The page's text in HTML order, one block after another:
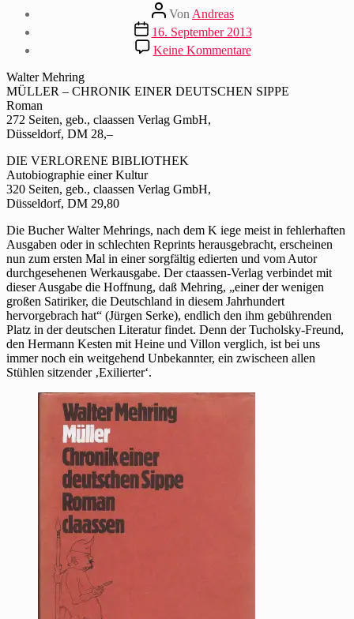
Beitragsautor
Von Andreas
Beitragsdatum
16. September 2013
Keine Kommentarezu
Pressetext
Werkausgabe
Walter Mehring
MÜLLER – CHRONIK EINER DEUTSCHEN SIPPE
Roman
272 Seiten, geb., claassen Verlag GmbH,
Düsseldorf, DM 28,–
DIE VERLORENE BIBLIOTHEK
Autobiographie einer Kultur
320 Seiten, geb., claassen Verlag GmbH,
Düsseldorf, DM 29,80
Die Bucher Walter Mehrings, nach dem K iege meist in fehlerhaften
Ausgaben oder in schlechten Reprints herausgebracht, erscheinen
nun zum ersten Mal in einer sorgfältig edierten und vom Autor
durchgesehenen Werkausgabe. Der ctaassen-Verlag verbindet mit
dieser Ausgabe die Hoffnung, daß Mehring, „einer der wenigen
großen Satiriker, die Deutschland in diesem Jahrhundert
hervorgebrach hat“ (Jürgen Serke), endlich den ihm gebührenden
Platz in der deutschen Literatur findet. Denn der Tucholsky-Freund,
den Hermann Kesten mit Heine und Villon verglich, ist bei uns
immer noch ein weitgehend Unbekannter, ein zwischeen allen
Stühlen sitzender ‚Exilierter‘.